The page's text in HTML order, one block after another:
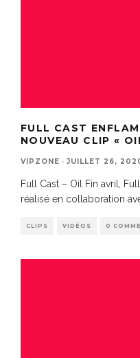
FULL CAST
NOUVEAU CLIP «
VIPZONE · JUILLET 26,
Full Cast – Oil Fin avril,
réalisé en collaboration
CLIPS VIDÉOS 0